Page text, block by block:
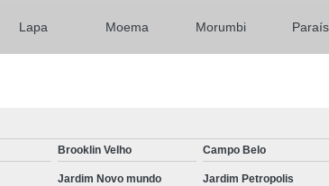
Tratamentos
Lapa Moema Morumbi
Brooklin Velho Campo Belo
Jardim Novo mundo Jardim Petropolis